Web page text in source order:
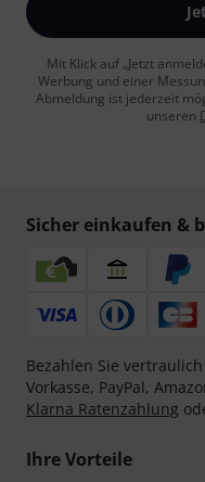
Mit Klick auf „Jetzt
Werbung und einer
Abmeldung ist jederzeit
unseren
Sicher einkaufen &
Bezahlen Sie
Vorkasse, PayPal,
Klarna Ratenzahlung
Ihre Vorteile